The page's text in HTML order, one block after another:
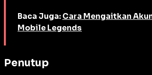
Baca Juga: Cara Mengaitkan
Mobile Legends
Penutup